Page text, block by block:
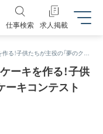
仕事検索 求人掲載
ーキを作る！子供
ーキコンテスト